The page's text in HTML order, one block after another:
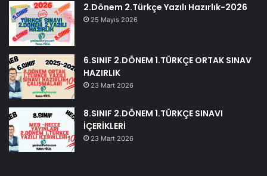
2.Dönem 2.Türkçe Yazılı Hazırlık-2026
25 Mayıs 2026
6.SINIF 2.DÖNEM 1.TÜRKÇE ORTAK SINAV
HAZIRLIK
23 Mart 2026
8.SINIF 2.DÖNEM 1.TÜRKÇE SINAVI
İÇERİKLERİ
23 Mart 2026